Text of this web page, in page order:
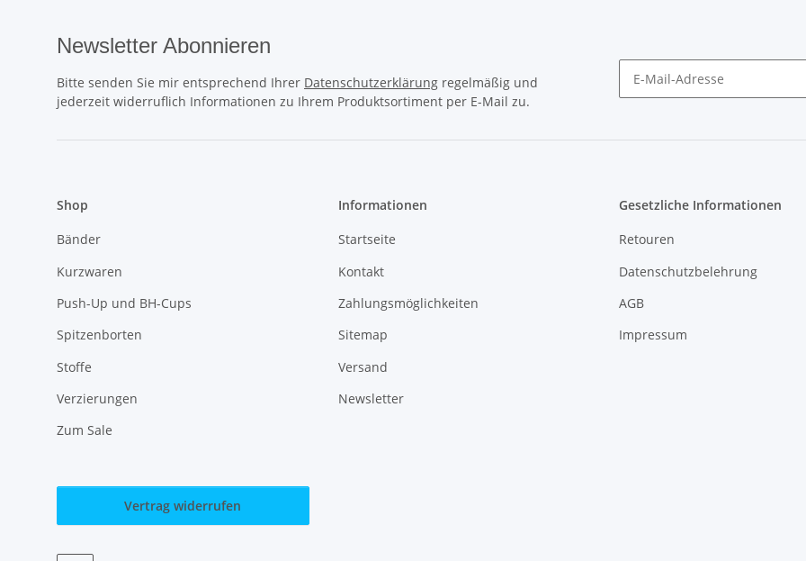
Newsletter Abonnieren
Bitte senden Sie mir entsprechend Ihrer Datenschutzerklärung regelmäßig und
jederzeit widerruflich Informationen zu Ihrem Produktsortiment per E-Mail zu.
Shop
Bänder
Kurzwaren
Push-Up und BH-Cups
Spitzenborten
Stoffe
Verzierungen
Zum Sale
Informationen
Startseite
Kontakt
Zahlungsmöglichkeiten
Sitemap
Versand
Newsletter
Gesetzliche Informationen
Retouren
Datenschutzbelehrung
AGB
Impressum
Vertrag widerrufen